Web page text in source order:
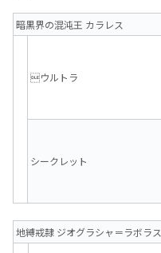
暗黒界の混沌王 カラレス
ウルトラ
シークレット
地縛戒隷 ジオグラシャ＝ラボラス